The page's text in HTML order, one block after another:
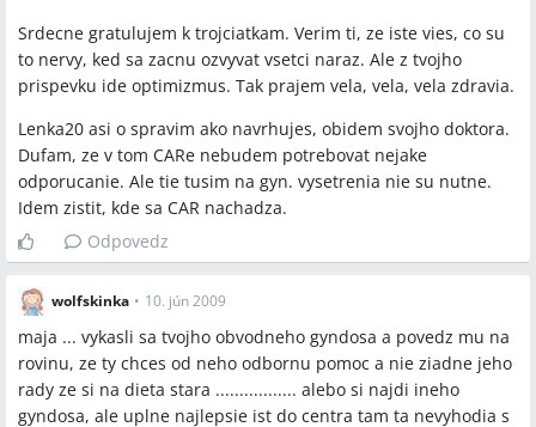
Srdecne gratulujem k trojciatkam. Verim ti, ze iste vies, co su
to nervy, ked sa zacnu ozvyvat vsetci naraz. Ale z tvojho
prispevku ide optimizmus. Tak prajem vela, vela, vela zdravia.
Lenka20 asi o spravim ako navrhujes, obidem svojho doktora.
Dufam, ze v tom CARe nebudem potrebovat nejake
odporucanie. Ale tie tusim na gyn. vysetrenia nie su nutne.
Idem zistit, kde sa CAR nachadza.
Odpovedz
wolfskinka • 10. jún 2009
maja ... vykasli sa tvojho obvodneho gyndosa a povedz mu na
rovinu, ze ty chces od neho odbornu pomoc a nie ziadne jeho
rady ze si na dieta stara ................. alebo si najdi ineho
gyndosa, ale uplne najlepsie ist do centra tam ta nevyhodia s